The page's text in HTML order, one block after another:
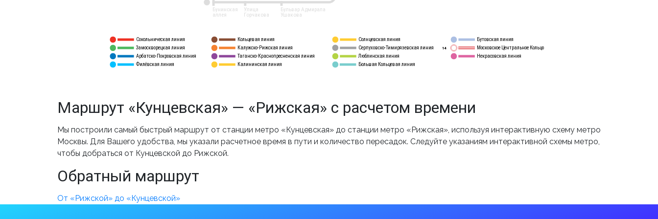
Сокольническая линия
Замоскворецкая линия
Арбатско-Покровская линия
Филёвская линия
Кольцевая линия
Калужско-Рижская линия
Таганско-Краснопресненская линия
Калининская линия
Солнцевская линия
Серпуховско-Тимирязевская линия
Люблинская линия
Бутовская линия
Московское Центральное Кольцо
Большая Кольцевая линия
Некрасовская линия
14
Бульвар Адмирала
Ушакова
Улица
Горчакова
Бунинская
аллея
Маршрут «Кунцевская» — «Рижская» с расчетом времени
Мы построили самый быстрый маршрут от станции метро «Кунцевская» до станции метро «Рижская», используя интерактивную схему метро
Москвы. Для Вашего удобства, мы указали расчетное время в пути и количество пересадок. Следуйте указаниям интерактивной схемы метро,
чтобы добраться от Кунцевской до Рижской.
Обратный маршрут
От «Рижской» до «Кунцевской»